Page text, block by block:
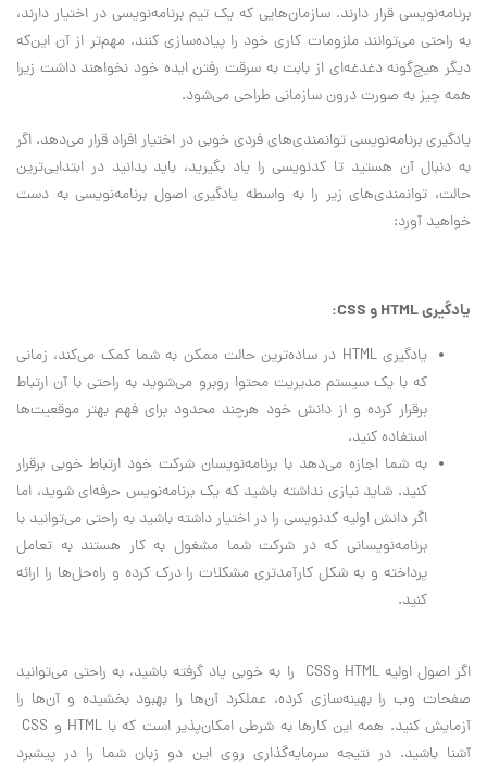
برنامه‌نویسی قرار دارند. سازمان‌هایی که یک تیم برنامه‌نویسی در اختیار دارند،
به راحتی می‌توانند ملزومات کاری خود را پیاده‌سازی کنند. مهم‌تر از آن این‌که
دیگر هیچ‌گونه دغدغه‌ای از بابت به سرقت رفتن ایده خود نخواهند داشت زیرا
همه چیز به صورت درون سازمانی طراحی می‌شود.
یادگیری برنامه‌نویسی توانمندی‌های فردی خوبی در اختیار افراد قرار می‌دهد. اگر
به دنبال آن هستید تا کدنویسی را یاد بگیرید، باید بدانید در ابتدایی‌ترین
حالت، توانمندی‌های زیر را به واسطه یادگیری اصول برنامه‌نویسی به دست
خواهید آورد:
یادگیری HTML و CSS:
یادگیری HTML در ساده‌ترین حالت ممکن به شما کمک می‌کند، زمانی
که با یک سیستم مدیریت محتوا روبرو می‌شوید به راحتی با آن ارتباط
برقرار کرده و از دانش خود هرچند محدود برای فهم بهتر موقعیت‌ها
استفاده کنید.
به شما اجازه می‌دهد با برنامه‌نویسان شرکت خود ارتباط خوبی برقرار
کنید. شاید نیازی نداشته باشید که یک برنامه‌نویس حرفه‌ای شوید، اما
اگر دانش اولیه کدنویسی را در اختیار داشته باشید به راحتی می‌توانید با
برنامه‌نویسانی که در شرکت شما مشغول به کار هستند به تعامل
پرداخته و به شکل کارآمدتری مشکلات را درک کرده و راه‌حل‌ها را ارائه
کنید.
اگر اصول اولیه HTML وCSS را به خوبی یاد گرفته باشید، به راحتی می‌توانید
صفحات وب را بهینه‌سازی کرده، عملکرد آن‌ها را بهبود بخشیده و آن‌ها را
آشنا باشید. در نتیجه سرمایه‌گذاری روی این دو زبان شما را در پیشبرد